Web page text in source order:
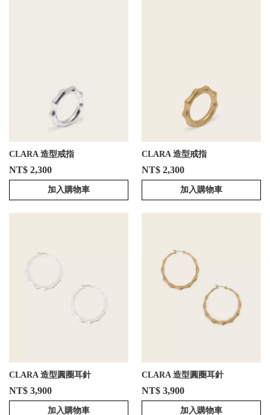
CLARA 造型戒指
NT$ 2,300
加入購物車
CLARA 造型戒指
NT$ 2,300
加入購物車
CLARA 造型圓圈耳針
NT$ 3,900
加入購物車
CLARA 造型圓圈耳針
NT$ 3,900
加入購物車